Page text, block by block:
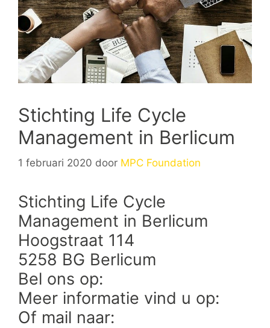
Stichting Life Cycle
Management in Berlicum
1 februari 2020 door MPC Foundation
Stichting Life Cycle
Management in Berlicum
Hoogstraat 114
5258 BG Berlicum
Bel ons op:
Meer informatie vind u op:
Of mail naar: